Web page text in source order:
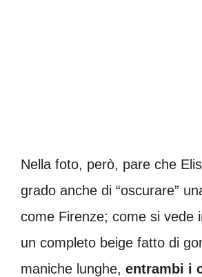
Nella foto, però, pare che
grado anche di “oscurare”
come Firenze; come si vede
un completo beige fatto di
maniche lunghe, entrambi i